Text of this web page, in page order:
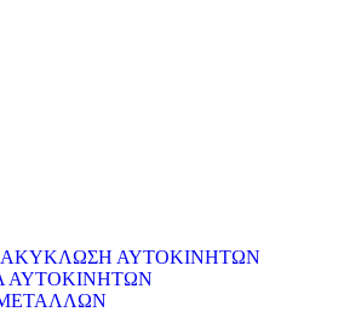
ΑΥΤΟΚΙΝΗΤΩΝ
ΑΥΤΟΚΙΝΗΤΩΝ